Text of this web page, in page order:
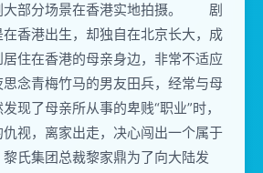
大部分场景在香港实地拍摄。 剧
香港出生，却独自在北京长大，成
住在香港的母亲身边，非常不适应
念青梅竹马的男友田兵，经常与母
现了母亲所从事的卑贱“职业”时，
视，离家出走，决心闯出一个属于
集团总裁黎家鼎为了向大陆发